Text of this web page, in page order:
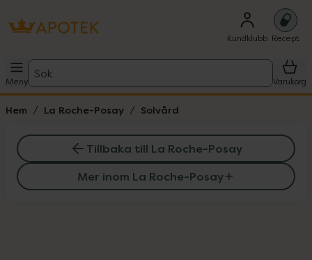
Kundklubb Recept
Meny
Sök
Varukorg
Hem La Roche-Posay Solvård
Tillbaka till La Roche-Posay
Mer inom La Roche-Posay